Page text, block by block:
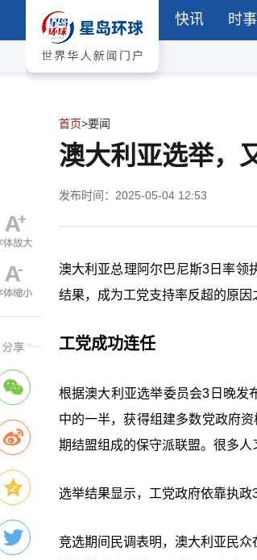
快讯 时事
首页>要闻
澳大利亚选举，
发布时间：2025-05-04 12:53
澳大利亚总理阿尔巴尼斯3日率领
结果，成为工党支持率反超的原因
工党成功连任
根据澳大利亚选举委员会3日晚发
中的一半，获得组建多数党政府
期结盟组成的保守派联盟。很多人
选举结果显示，工党政府依靠执政
竞选期间民调表明，澳大利亚民